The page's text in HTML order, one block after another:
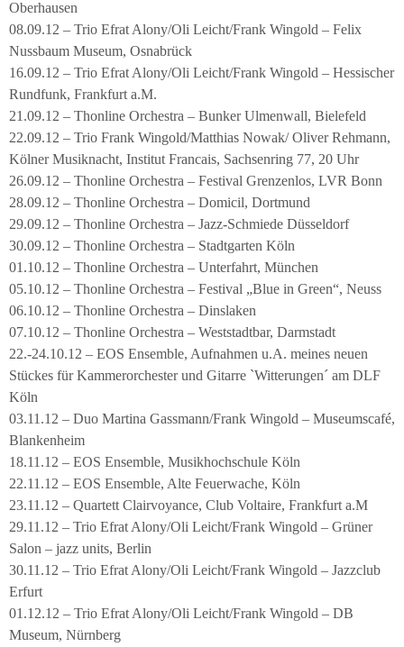
Oberhausen
08.09.12 – Trio Efrat Alony/Oli Leicht/Frank Wingold – Felix
Nussbaum Museum, Osnabrück
16.09.12 – Trio Efrat Alony/Oli Leicht/Frank Wingold – Hessischer
Rundfunk, Frankfurt a.M.
21.09.12 – Thonline Orchestra – Bunker Ulmenwall, Bielefeld
22.09.12 – Trio Frank Wingold/Matthias Nowak/ Oliver Rehmann,
Kölner Musiknacht, Institut Francais, Sachsenring 77, 20 Uhr
26.09.12 – Thonline Orchestra – Festival Grenzenlos, LVR Bonn
28.09.12 – Thonline Orchestra – Domicil, Dortmund
29.09.12 – Thonline Orchestra – Jazz-Schmiede Düsseldorf
30.09.12 – Thonline Orchestra – Stadtgarten Köln
01.10.12 – Thonline Orchestra – Unterfahrt, München
05.10.12 – Thonline Orchestra – Festival „Blue in Green“, Neuss
06.10.12 – Thonline Orchestra – Dinslaken
07.10.12 – Thonline Orchestra – Weststadtbar, Darmstadt
22.-24.10.12 – EOS Ensemble, Aufnahmen u.A. meines neuen
Stückes für Kammerorchester und Gitarre `Witterungen´ am DLF
Köln
03.11.12 – Duo Martina Gassmann/Frank Wingold – Museumscafé,
Blankenheim
18.11.12 – EOS Ensemble, Musikhochschule Köln
22.11.12 – EOS Ensemble, Alte Feuerwache, Köln
23.11.12 – Quartett Clairvoyance, Club Voltaire, Frankfurt a.M
29.11.12 – Trio Efrat Alony/Oli Leicht/Frank Wingold – Grüner
Salon – jazz units, Berlin
30.11.12 – Trio Efrat Alony/Oli Leicht/Frank Wingold – Jazzclub
Erfurt
01.12.12 – Trio Efrat Alony/Oli Leicht/Frank Wingold – DB
Museum, Nürnberg